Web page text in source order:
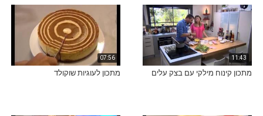
11:43
מתכון קינוח מילקי עם בצק עלים
07:56
מתכון לעוגיות שוקולד